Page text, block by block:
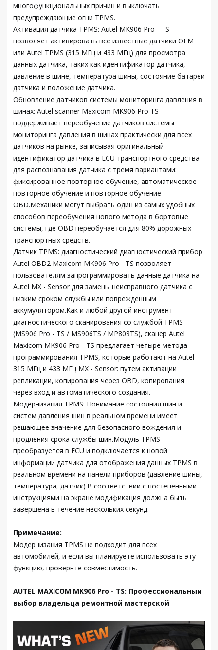
многофункциональных причин и выключать
предупреждающие огни TPMS.
Активация датчика TPMS: Autel MK906 Pro - TS
позволяет активировать все известные датчики OEM
или Autel TPMS (315 МГц и 433 МГц) для просмотра
данных датчика, таких как идентификатор датчика,
давление в шине, температура шины, состояние батареи
датчика и положение датчика.
Обновление датчиков системы мониторинга давления в
шинах: Autel scanner Maxicom MK906 Pro TS
поддерживает переобучение датчиков системы
мониторинга давления в шинах практически для всех
датчиков на рынке, записывая оригинальный
идентификатор датчика в ECU транспортного средства
для распознавания датчика с тремя вариантами:
фиксированное повторное обучение, автоматическое
повторное обучение и повторное обучение
OBD.Механики могут выбрать один из самых удобных
способов переобучения нового метода в бортовые
системы, где OBD переобучается для 80% дорожных
транспортных средств.
Датчик TPMS: диагностический диагностический прибор
Autel OBD2 Maxicom MK906 Pro - TS позволяет
пользователям запрограммировать данные датчика на
Autel MX - Sensor для замены неисправного датчика с
низким сроком службы или поврежденным
аккумулятором.Как и любой другой инструмент
диагностического сканирования со службой TPMS
(MS906 Pro - TS / MS906TS / MP808TS), сканер Autel
Maxicom MK906 Pro - TS предлагает четыре метода
программирования TPMS, которые работают на Autel
315 МГц и 433 МГц MX - Sensor: путем активации
репликации, копирования через OBD, копирования
через вход и автоматического создания.
Модернизация TPMS: Понимание состояния шин и
систем давления шин в реальном времени имеет
решающее значение для безопасного вождения и
продления срока службы шин.Модуль TPMS
преобразуется в ECU и подключается к новой
информации датчика для отображения данных TPMS в
реальном времени на панели приборов (давление шины,
температура, датчик).В соответствии с постепенными
инструкциями на экране модификация должна быть
завершена в течение нескольких секунд.
Примечание:
Модернизация TPMS не подходит для всех
автомобилей, и если вы планируете использовать эту
функцию, проверьте совместимость.
AUTEL MAXICOM MK906 Pro - TS: Профессиональный
выбор владельца ремонтной мастерской